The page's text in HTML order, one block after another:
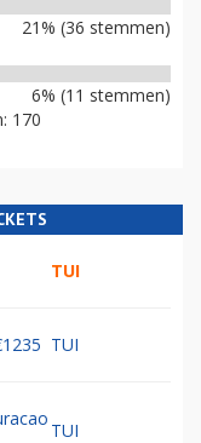
21% (36 stemmen)
6% (11 stemmen)
170
TUI
TUI
TUI